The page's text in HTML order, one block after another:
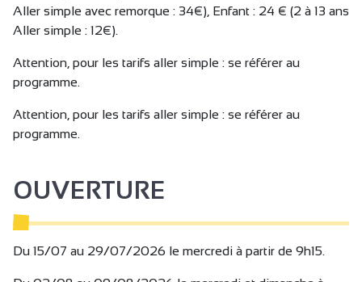
avant de rentrer direction Tournon soit en vélo, soit en
train.
Départ 9h15 de Tournon arrivée 11h30 à Valence.
ATTENTION : Retour au départ de Valence à horaires
variables en fonction des dates (brunchs et de tours des
Juillet - 12 Juillet - 9 Août - 23 Août - 9 Septembre - 13
ATTENTION LA HALTE FLUVIALE DE VALENCE NON
Aller simple avec remorque : 34€), Enfant : 24 € (2 à 13 ans
Aller simple : 12€).
Attention, pour les tarifs aller simple : se référer au
programme.
Attention, pour les tarifs aller simple : se référer au
programme.
OUVERTURE
Du 15/07 au 29/07/2026 le mercredi à partir de 9h15.